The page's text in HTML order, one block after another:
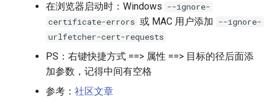
在浏览器启动时：Windows --ignore-
certificate-errors 或 MAC 用户添加 --ignore-
urlfetcher-cert-requests
PS：右键快捷方式 ==> 属性 ==> 目标的径后面添
加参数，记得中间有空格
参考： 社区文章